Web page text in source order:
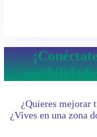
¿Quieres mejorar
¿Vives en una zona